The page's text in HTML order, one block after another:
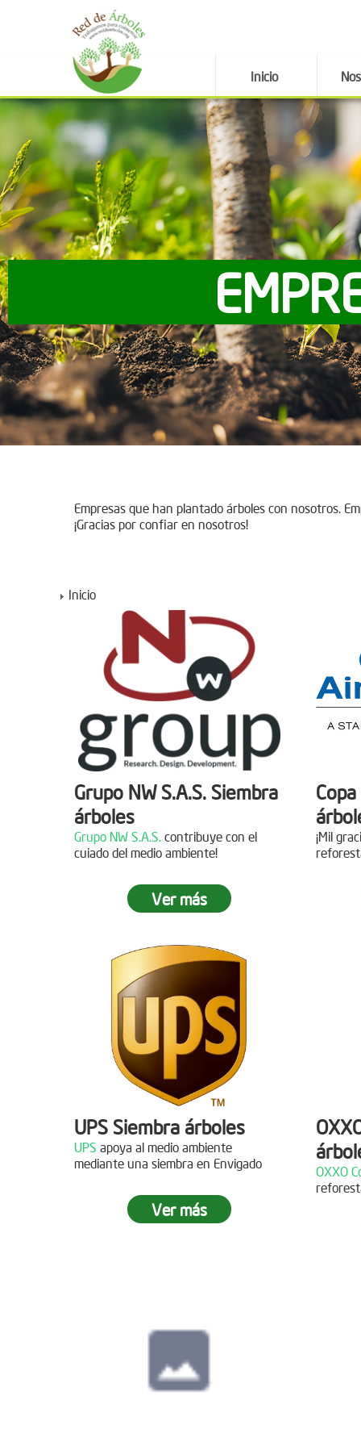
Inicio
Empresas que han plantado árboles con nosotros.
¡Gracias por confiar en nosotros!
Inicio
Grupo NW S.A.S. Siembra
árboles
Grupo NW S.A.S. contribuye con el
cuiado del medio ambiente!
Jornada de reforestación
05 de Abril de 2019
Asistentes:
15 personas
Descripción
¡Gracias al Grupo NW por
acompañarnos en nuestras jornadas
de reforestación!
04 de Diciembre de
Ver más
¡Mil
UPS Siembra árboles
UPS apoya al medio ambiente
mediante una siembra en Envigado
Ver más
OXXO